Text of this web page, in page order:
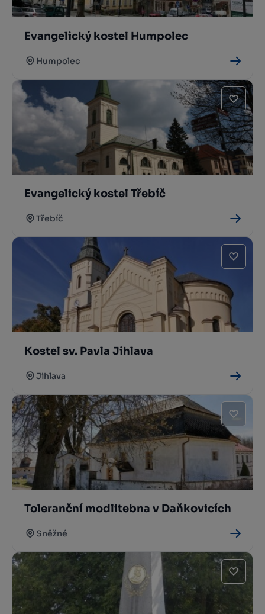
Evangelický kostel Humpolec
Humpolec
Evangelický kostel Třebíč
Třebíč
Kostel sv. Pavla Jihlava
Jihlava
Toleranční modlitebna v Daňkovicích
Sněžné